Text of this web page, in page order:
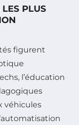
PLUS
figurent
l’éducation
véhicules